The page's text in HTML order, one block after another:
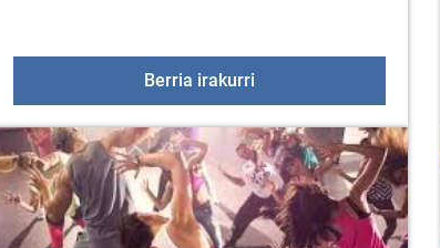
bideoforuma antolatu du
Berria irakurriEskaladan hastapena